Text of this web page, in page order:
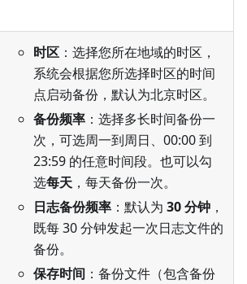
时区 ：选择您所在地域的时区，
系统会根据您所选择时区的时间
点启动备份，默认为北京时区。
备份频率 ：选择多长时间备份一
次，可选周一到周日、00:00 到
23:59 的任意时间段。也可以勾
选每天 ，每天备份一次。
日志备份频率 ：默认为 30 分钟 ，
既每 30 分钟发起一次日志文件的
备份。
保存时间 ：备份文件（包含备份